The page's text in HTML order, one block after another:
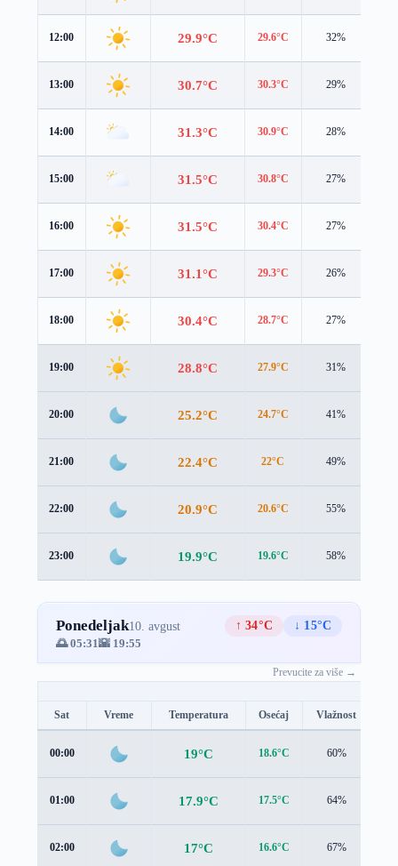
12:00 29.9°C 29.6°C 32%
13:00 30.7°C 30.3°C 29%
14:00 31.3°C 30.9°C 28%
15:00 31.5°C 30.8°C 27%
16:00 31.5°C 30.4°C 27%
17:00 31.1°C 29.3°C 26%
18:00 30.4°C 28.7°C 27%
19:00 28.8°C 27.9°C 31%
20:00 25.2°C 24.7°C 41%
21:00 22.4°C 22°C 49%
22:00 20.9°C 20.6°C 55%
23:00 19.9°C 19.6°C 58%
Ponedeljak10. avgust ↑ 34°C
↓ 15°C
🌅 05:31🌇 19:55
Prevucite za više →
Sat Vreme Temperatura Osećaj Vlažnost
00:00 19°C 18.6°C 60%
01:00 17.9°C 17.5°C 64%
02:00 17°C 16.6°C 67%